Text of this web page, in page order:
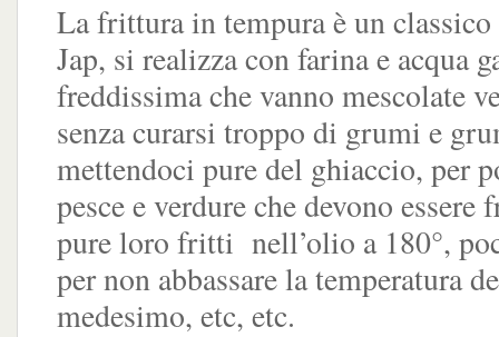
La frittura in tempura è un
Jap, si realizza con farina e acqua
freddissima che vanno mescolate
senza curarsi troppo di grumi e
mettendoci pure del ghiaccio, per
pesce e verdure che devono essere
pure loro fritti nell’olio a 180°,
per non abbassare la temperatura
medesimo, etc, etc.